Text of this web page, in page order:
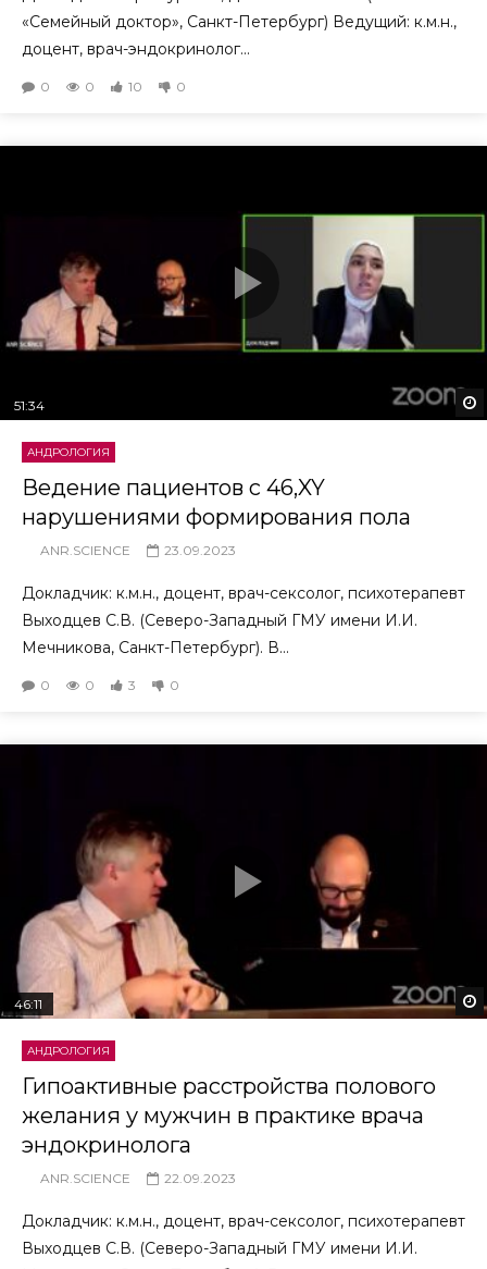
«Семейный доктор», Санкт-Петербург) Ведущий: к.м.н.,
доцент, врач-эндокринолог...
0 0 10 0
51:34
АНДРОЛОГИЯ
Ведение пациентов с 46,XY
нарушениями формирования пола
ANR.SCIENCE 23.09.2023
Докладчик: к.м.н., доцент, врач-сексолог, психотерапевт
Выходцев С.В. (Северо-Западный ГМУ имени И.И.
Мечникова, Санкт-Петербург). В...
0 0 3 0
46:11
АНДРОЛОГИЯ
Гипоактивные расстройства полового
желания у мужчин в практике врача
эндокринолога
ANR.SCIENCE 22.09.2023
Докладчик: к.м.н., доцент, врач-сексолог, психотерапевт
Выходцев С.В. (Северо-Западный ГМУ имени И.И.